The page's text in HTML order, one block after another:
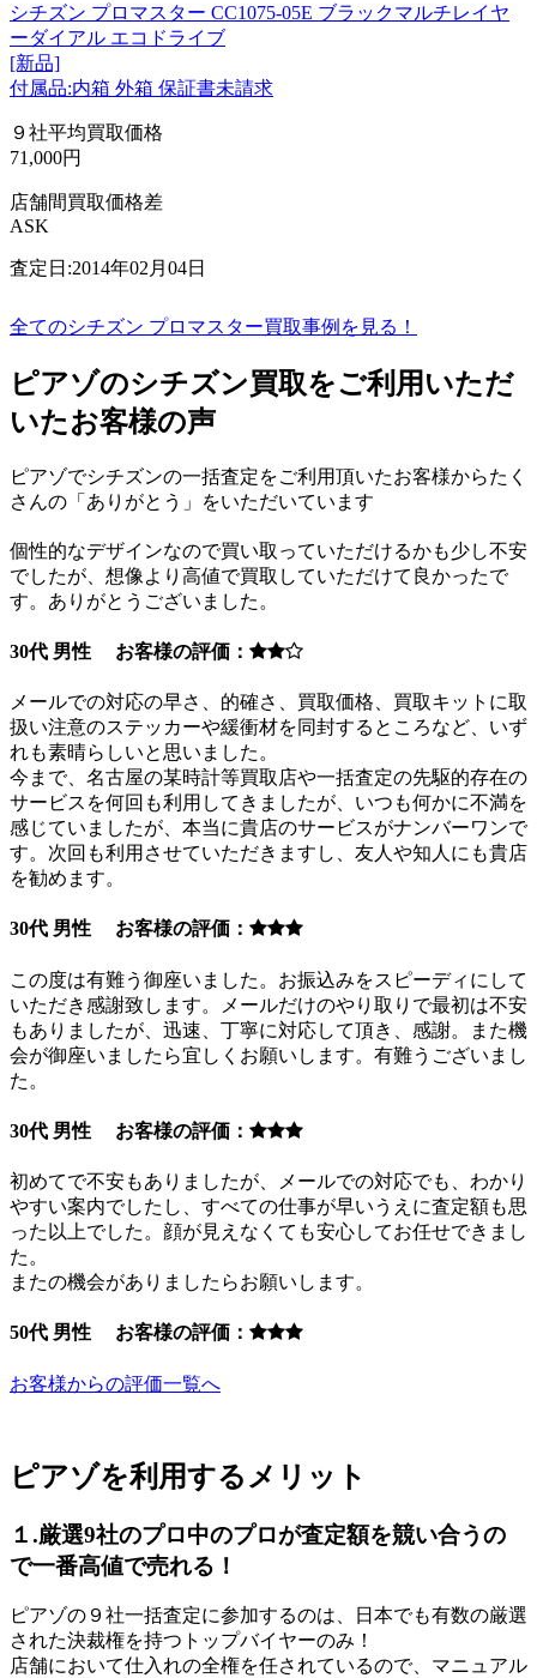
シチズン プロマスター CC1075-05E ブラックマルチレイヤ
ーダイアル エコドライブ
[新品]
付属品:内箱 外箱 保証書未請求
９社平均買取価格
71,000円
店舗間買取価格差
ASK
査定日:2014年02月04日
全てのシチズン プロマスター買取事例を見る！
ピアゾのシチズン買取をご利用いただ
いたお客様の声
ピアゾでシチズンの一括査定をご利用頂いたお客様からたく
さんの「ありがとう」をいただいています
個性的なデザインなので買い取っていただけるかも少し不安
でしたが、想像より高値で買取していただけて良かったで
す。ありがとうございました。
30代 男性 お客様の評価：
メールでの対応の早さ、的確さ、買取価格、買取キットに取
扱い注意のステッカーや緩衝材を同封するところなど、いず
れも素晴らしいと思いました。
今まで、名古屋の某時計等買取店や一括査定の先駆的存在の
サービスを何回も利用してきましたが、いつも何かに不満を
感じていましたが、本当に貴店のサービスがナンバーワンで
す。次回も利用させていただきますし、友人や知人にも貴店
を勧めます。
30代 男性 お客様の評価：
この度は有難う御座いました。お振込みをスピーディにして
いただき感謝致します。メールだけのやり取りで最初は不安
もありましたが、迅速、丁寧に対応して頂き、感謝。また機
会が御座いましたら宜しくお願いします。有難うございまし
た。
30代 男性 お客様の評価：
初めてで不安もありましたが、メールでの対応でも、わかり
やすい案内でしたし、すべての仕事が早いうえに査定額も思
った以上でした。顔が見えなくても安心してお任せできまし
た。
またの機会がありましたらお願いします。
50代 男性 お客様の評価：
お客様からの評価一覧へ
ピアゾを利用するメリット
１.厳選9社のプロ中のプロが査定額を競い合うの
で一番高値で売れる！
ピアゾの９社一括査定に参加するのは、日本でも有数の厳選
された決裁権を持つトップバイヤーのみ！
店舗において仕入れの全権を任されているので、マニュアル